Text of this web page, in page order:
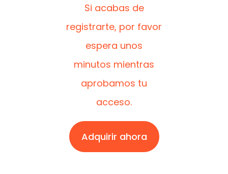
Si acabas de
registrarte, por favor
espera unos
minutos mientras
aprobamos tu
acceso.
Adquirir ahora